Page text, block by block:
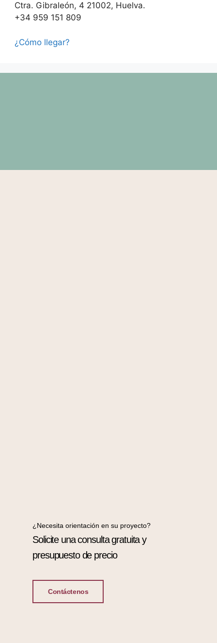
Ctra. Gibraleón, 4 21002, Huelva.
+34 959 151 809
¿Cómo llegar?
¿Necesita orientación en su proyecto?
Solicite una consulta gratuita y
presupuesto de precio
Contáctenos